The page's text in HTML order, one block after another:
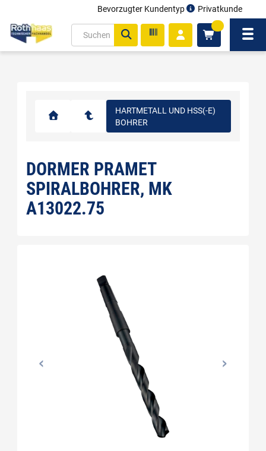
Bevorzugter Kundentyp Privatkunde
HARTMETALL UND HSS(-E)
BOHRER
DORMER PRAMET
SPIRALBOHRER, MK
A13022.75